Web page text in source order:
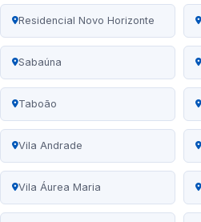
Residencial Novo Horizonte
Sabaúna
Taboão
Vila Andrade
Vila Áurea Maria